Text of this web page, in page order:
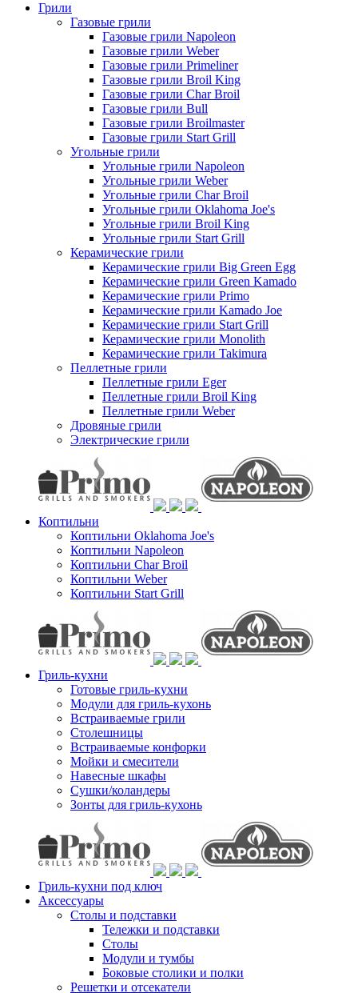
Грили
Газовые грили
Газовые грили Napoleon
Газовые грили Weber
Газовые грили Primeliner
Газовые грили Broil King
Газовые грили Char Broil
Газовые грили Bull
Газовые грили Broilmaster
Газовые грили Start Grill
Угольные грили
Угольные грили Napoleon
Угольные грили Weber
Угольные грили Char Broil
Угольные грили Oklahoma Joe's
Угольные грили Broil King
Угольные грили Start Grill
Керамические грили
Керамические грили Big Green Egg
Керамические грили Green Kamado
Керамические грили Primo
Керамические грили Kamado Joe
Керамические грили Start Grill
Керамические грили Monolith
Керамические грили Takimura
Пеллетные грили
Пеллетные грили Eger
Пеллетные грили Broil King
Пеллетные грили Weber
Дровяные грили
Электрические грили
Коптильни
Коптильни Oklahoma Joe's
Коптильни Napoleon
Коптильни Char Broil
Коптильни Weber
Коптильни Start Grill
Гриль-кухни
Готовые гриль-кухни
Модули для гриль-кухонь
Встраиваемые грили
Столешницы
Встраиваемые конфорки
Мойки и смесители
Навесные шкафы
Сушки/коландеры
Зонты для гриль-кухонь
Гриль-кухни под ключ
Аксессуары
Столы и подставки
Тележки и подставки
Столы
Модули и тумбы
Боковые столики и полки
Решетки и отсекатели